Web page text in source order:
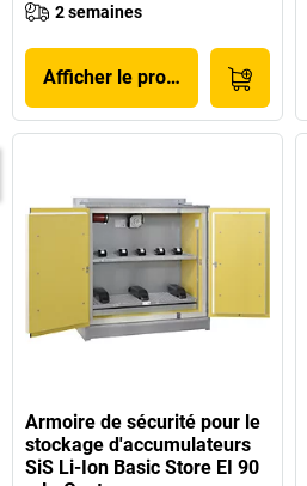
2 semaines
Afficher le produit
Armoire de sécurité pour le
stockage d'accumulateurs
SiS Li-Ion Basic Store EI 90